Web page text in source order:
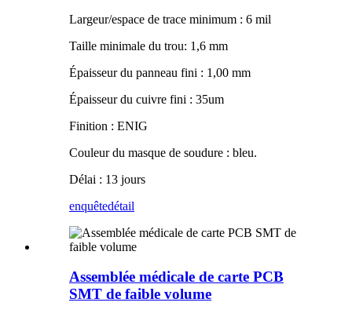
Largeur/espace de trace minimum : 6 mil
Taille minimale du trou: 1,6 mm
Épaisseur du panneau fini : 1,00 mm
Épaisseur du cuivre fini : 35um
Finition : ENIG
Couleur du masque de soudure : bleu.
Délai : 13 jours
enquêtedétail
Assemblée médicale de carte PCB
SMT de faible volume